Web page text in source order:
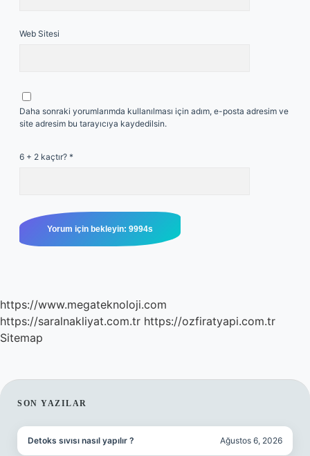
Web Sitesi
Daha sonraki yorumlarımda kullanılması için adım, e-posta adresim ve
site adresim bu tarayıcıya kaydedilsin.
6 + 2 kaçtır? *
https://www.megateknoloji.com
https://saralnakliyat.com.tr https://ozfiratyapi.com.tr
Sitemap
SIDEBAR
SON YAZILAR
Detoks sıvısı nasıl yapılır ? Ağustos 6, 2026